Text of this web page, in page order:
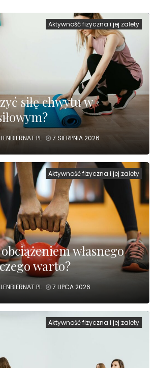
Aktywność fizyczna i jej zalety
siłę chwytu w
7 SIERPNIA 2026
Aktywność fizyczna i jej zalety
własnego
warto?
7 LIPCA 2026
Aktywność fizyczna i jej zalety